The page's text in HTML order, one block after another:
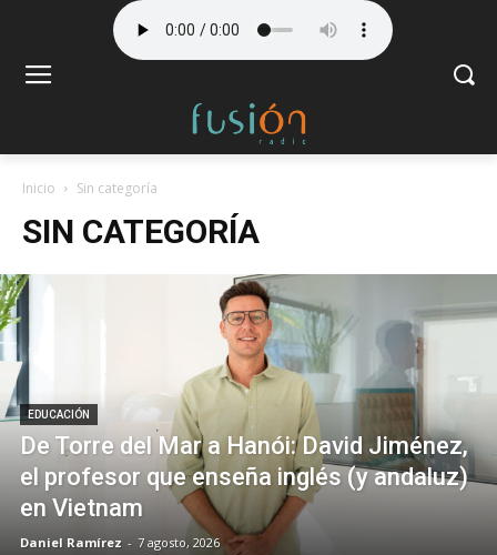
Inicio Sin categoría
SIN CATEGORÍA
EDUCACIÓN
De Torre del Mar a Hanói: David Jiménez,
el profesor que enseña inglés (y andaluz)
en Vietnam
Daniel Ramírez - 7 agosto, 2026